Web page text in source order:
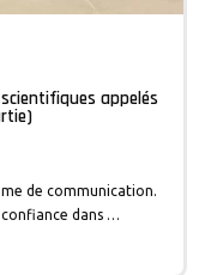
appelés
de communication.
dans …